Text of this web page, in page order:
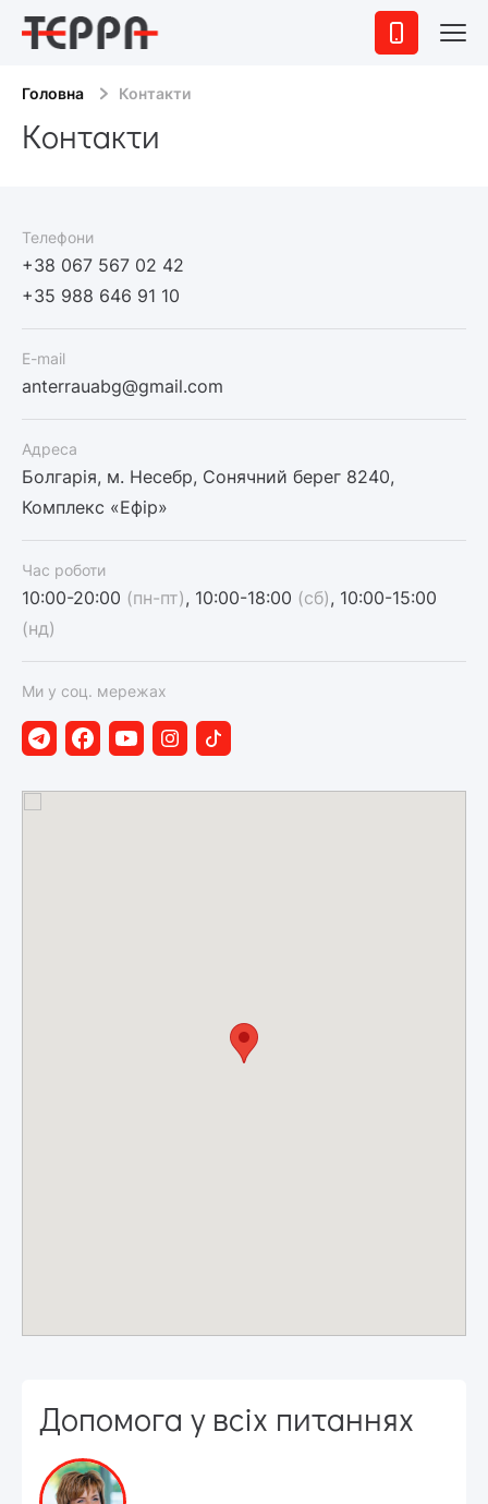
Головна Контакти
Контакти
Телефони
+38 067 567 02 42
+35 988 646 91 10
E-mail
anterrauabg@gmail.com
Адреса
Болгарія, м. Несебр, Сонячний берег 8240,
Комплекс «Ефір»
Час роботи
10:00-20:00 (пн-пт), 10:00-18:00 (сб), 10:00-15:00
(нд)
Ми у соц. мережах
Допомога у всіх питаннях